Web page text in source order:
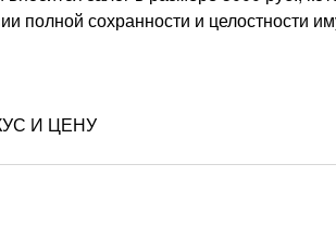
полной сохранности и целостности
И ЦЕНУ